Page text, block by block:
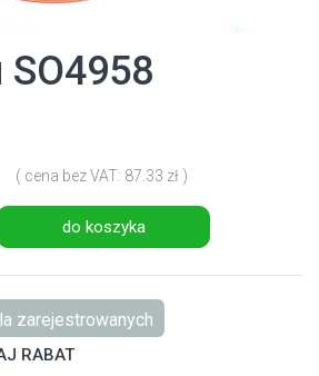
( cena bez VAT: 87.33 zł )
do koszyka
zarejestrowanych
RABAT